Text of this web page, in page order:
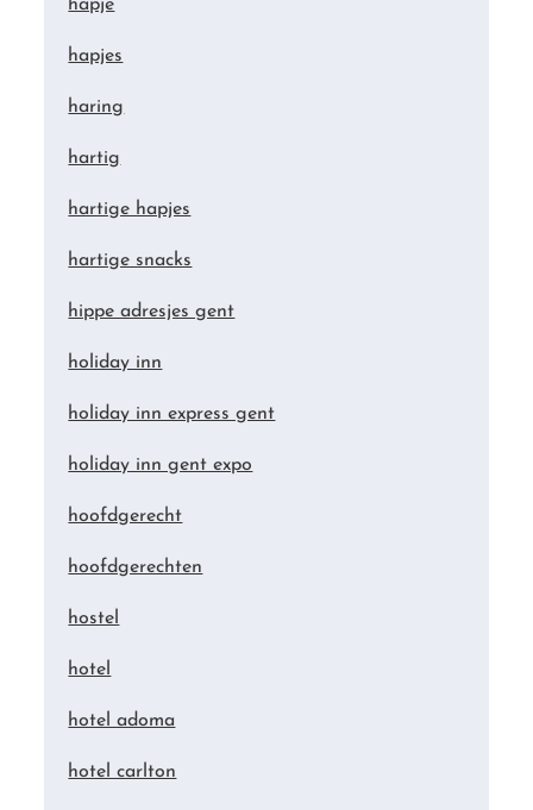
hapje
hapjes
haring
hartig
hartige hapjes
hartige snacks
hippe adresjes gent
holiday inn
holiday inn express gent
holiday inn gent expo
hoofdgerecht
hoofdgerechten
hostel
hotel
hotel adoma
hotel carlton